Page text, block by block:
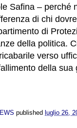
Safina –
di chi
di
della politica.
verso
della sua
published luglio 26,